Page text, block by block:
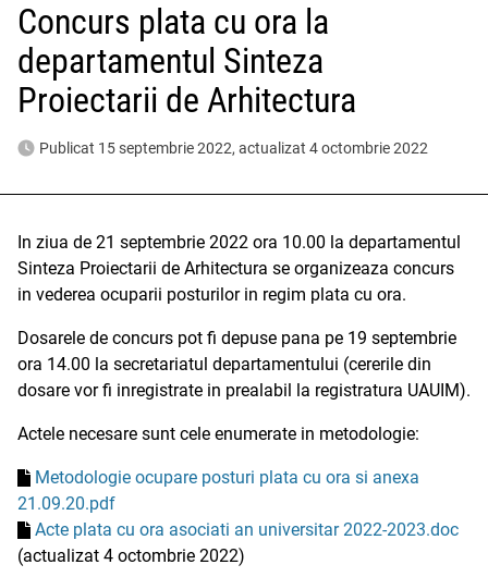
Concurs plata cu ora la
departamentul Sinteza
Proiectarii de Arhitectura
Publicat 15 septembrie 2022, actualizat 4 octombrie 2022
In ziua de 21 septembrie 2022 ora 10.00 la departamentul
Sinteza Proiectarii de Arhitectura se organizeaza concurs
in vederea ocuparii posturilor in regim plata cu ora.
Dosarele de concurs pot fi depuse pana pe 19 septembrie
ora 14.00 la secretariatul departamentului (cererile din
dosare vor fi inregistrate in prealabil la registratura UAUIM).
Actele necesare sunt cele enumerate in metodologie:
Metodologie ocupare posturi plata cu ora si anexa
21.09.20.pdf
Acte plata cu ora asociati an universitar 2022-2023.doc
(actualizat 4 octombrie 2022)